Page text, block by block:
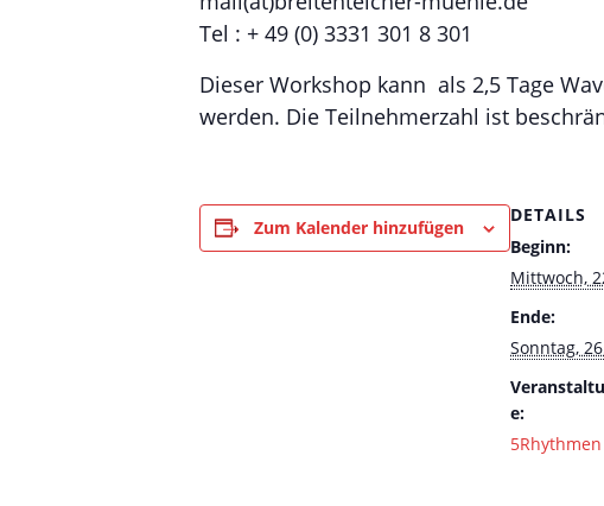
Tel : + 49 (0) 3331 301 8 301
Dieser Workshop kann als 2,5 Tage
werden. Die Teilnehmerzahl ist
Zum Kalender hinzufügen
DETAILS
Beginn:
Mittwoch,
Ende:
Sonntag,
e: